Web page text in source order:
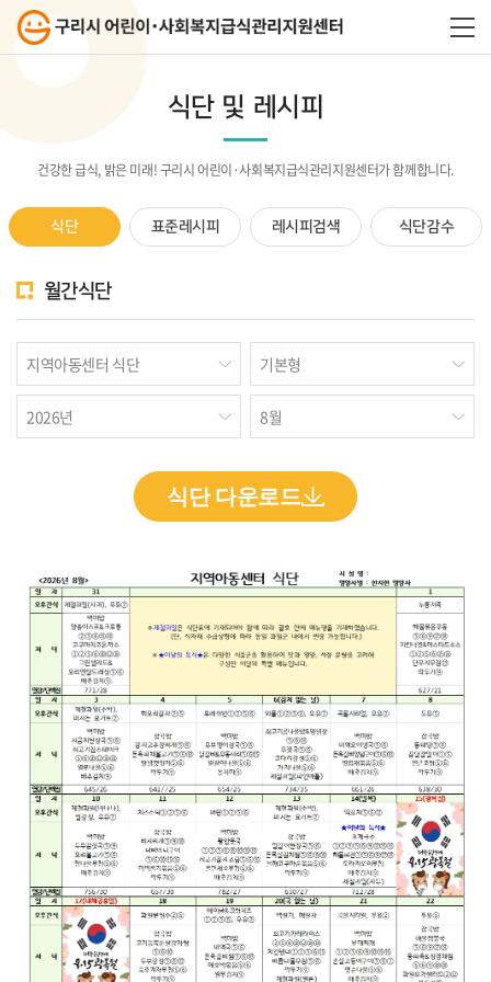
식단 및 레시피
건강한 급식, 밝은 미래! 구리시 어린이·사회복지급식관리지원센터가 함께합니다.
식단 표준레시피 레시피검색 식단감수
월간식단
식단 다운로드